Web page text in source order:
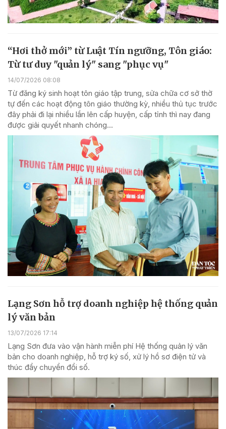
“Hơi thở mới” từ Luật Tín ngưỡng, Tôn giáo:
Từ tư duy "quản lý" sang "phục vụ"
14/07/2026 08:08
Từ đăng ký sinh hoạt tôn giáo tập trung, sửa chữa cơ sở thờ
tự đến các hoạt động tôn giáo thường kỳ, nhiều thủ tục trước
đây phải đi lại nhiều lần lên cấp huyện, cấp tỉnh thì nay đang
được giải quyết nhanh chóng...
Lạng Sơn hỗ trợ doanh nghiệp hệ thống quản
lý văn bản
13/07/2026 17:14
Lạng Sơn đưa vào vận hành miễn phí Hệ thống quản lý văn
bản cho doanh nghiệp, hỗ trợ ký số, xử lý hồ sơ điện tử và
thúc đẩy chuyển đổi số.